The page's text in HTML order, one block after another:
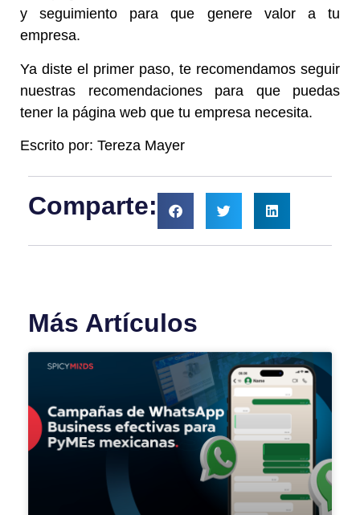
y seguimiento para que genere valor a tu
empresa.
Ya diste el primer paso, te recomendamos seguir
nuestras recomendaciones para que puedas
tener la página web que tu empresa necesita.
Escrito por: Tereza Mayer
Comparte:
Más Artículos